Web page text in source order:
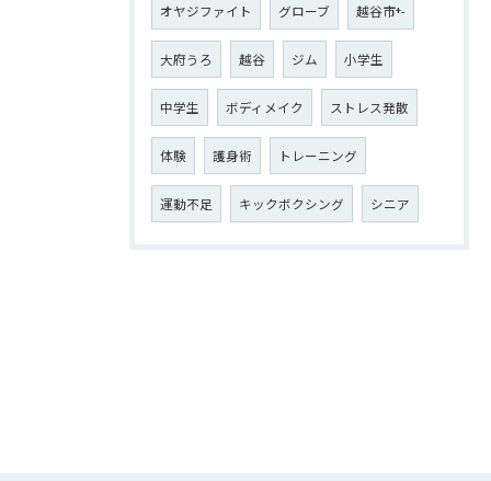
オヤジファイト グローブ 越谷市+-
大府うろ 越谷 ジム 小学生
中学生 ボディメイク ストレス発散
体験 護身術 トレーニング
運動不足 キックボクシング シニア